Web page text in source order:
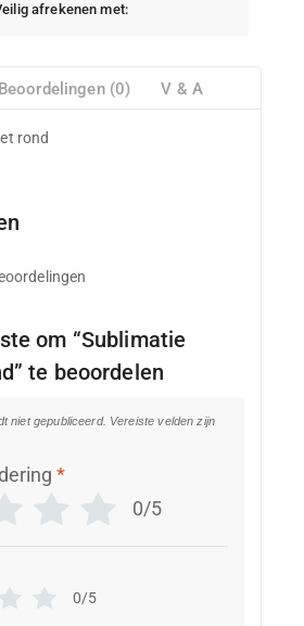
afrekenen met:
Beoordelingen (0) V & A
rond
om “Sublimatie
te beoordelen
niet gepubliceerd. Vereiste velden zijn
*
0/5
0/5